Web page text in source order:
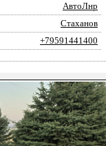
АвтоЛнр
Стаханов
+79591441400